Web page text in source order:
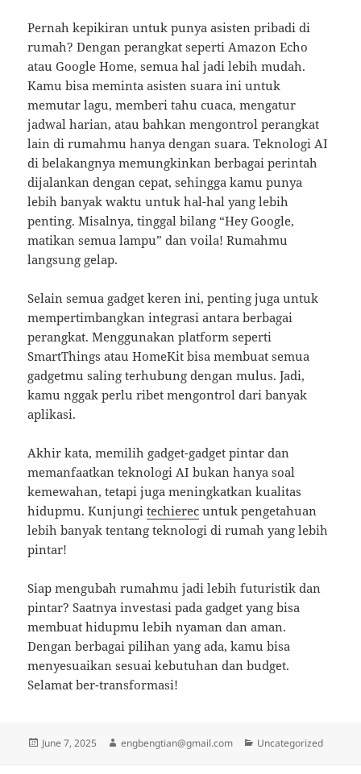
Pernah kepikiran untuk punya asisten pribadi di
rumah? Dengan perangkat seperti Amazon Echo
atau Google Home, semua hal jadi lebih mudah.
Kamu bisa meminta asisten suara ini untuk
memutar lagu, memberi tahu cuaca, mengatur
jadwal harian, atau bahkan mengontrol perangkat
lain di rumahmu hanya dengan suara. Teknologi AI
di belakangnya memungkinkan berbagai perintah
dijalankan dengan cepat, sehingga kamu punya
lebih banyak waktu untuk hal-hal yang lebih
penting. Misalnya, tinggal bilang “Hey Google,
matikan semua lampu” dan voila! Rumahmu
langsung gelap.
Selain semua gadget keren ini, penting juga untuk
mempertimbangkan integrasi antara berbagai
perangkat. Menggunakan platform seperti
SmartThings atau HomeKit bisa membuat semua
gadgetmu saling terhubung dengan mulus. Jadi,
kamu nggak perlu ribet mengontrol dari banyak
aplikasi.
Akhir kata, memilih gadget-gadget pintar dan
memanfaatkan teknologi AI bukan hanya soal
kemewahan, tetapi juga meningkatkan kualitas
hidupmu. Kunjungitechierec untuk pengetahuan
lebih banyak tentang teknologi di rumah yang lebih
pintar!
Siap mengubah rumahmu jadi lebih futuristik dan
pintar? Saatnya investasi pada gadget yang bisa
membuat hidupmu lebih nyaman dan aman.
Dengan berbagai pilihan yang ada, kamu bisa
menyesuaikan sesuai kebutuhan dan budget.
Selamat ber-transformasi!
Posted
June 7, 2025 Author
engbengtian@gmail.com Categories
Uncategorized